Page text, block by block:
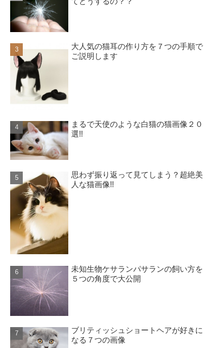
大人気の猫耳の作り方を７つの手順で
ご説明します
まるで天使のような白猫の猫画像２０
選!!
思わず振り返って見てしまう？超絶美
人な猫画像!!
未知生物ケサランパサランの飼い方を
５つの角度で大公開
ブリティッシュショートヘアが好きに
なる７つの画像